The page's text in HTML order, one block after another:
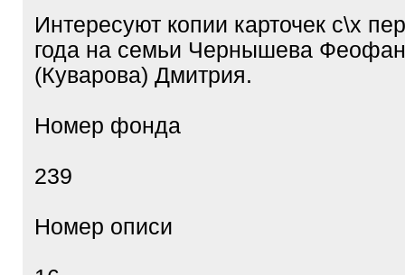
Интересуют копии карточек с\х
года на семьи Чернышева
(Куварова) Дмитрия.
Номер фонда
239
Номер описи